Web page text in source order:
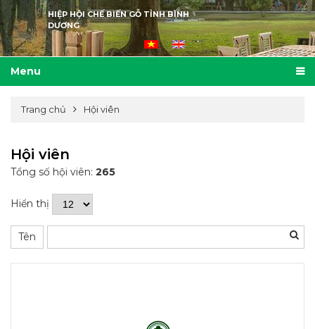
HIỆP HỘI CHẾ BIẾN GỖ TỈNH BÌNH
DƯƠNG
Menu
Trang chủ Hội viên
Hội viên
Tổng số hội viên: 265
Hiển thị
Tên